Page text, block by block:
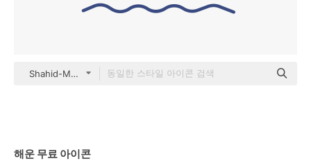
Shahid-Mehmood color lineal-color
해운 무료 아이콘